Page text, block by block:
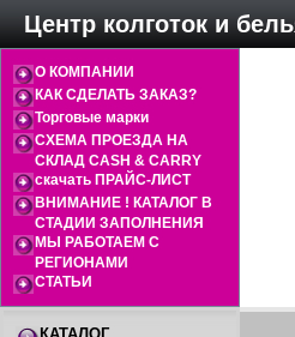
Центр колготок и
О КОМПАНИИ
КАК СДЕЛАТЬ ЗАКАЗ?
Торговые марки
СХЕМА ПРОЕЗДА НА
СКЛАД CASH & CARRY
скачать ПРАЙС-ЛИСТ
ВНИМАНИЕ ! КАТАЛОГ В
СТАДИИ ЗАПОЛНЕНИЯ
МЫ РАБОТАЕМ С
РЕГИОНАМИ
СТАТЬИ